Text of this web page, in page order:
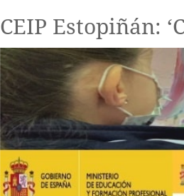
CEIP Estopiñán: